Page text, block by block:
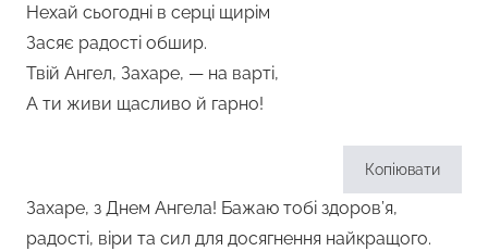
Нехай сьогодні в серці щирім
Засяє радості обшир.
Твій Ангел, Захаре, — на варті,
А ти живи щасливо й гарно!
Копіювати
Захаре, з Днем Ангела! Бажаю тобі здоров’я,
радості, віри та сил для досягнення найкращого.